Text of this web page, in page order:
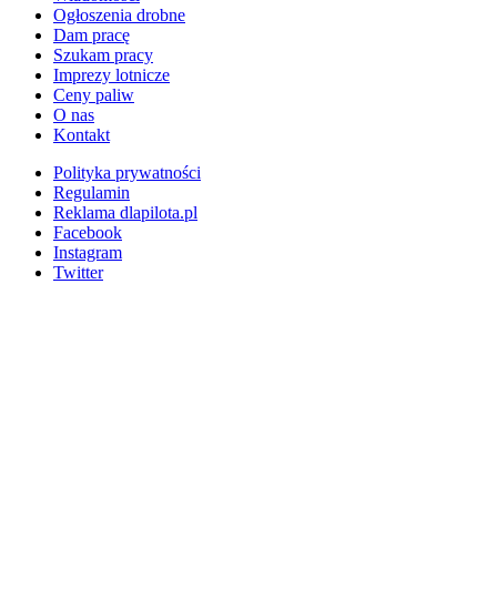
Ogłoszenia drobne
Dam pracę
Szukam pracy
Imprezy lotnicze
Ceny paliw
O nas
Kontakt
Polityka prywatności
Regulamin
Reklama dlapilota.pl
Facebook
Instagram
Twitter